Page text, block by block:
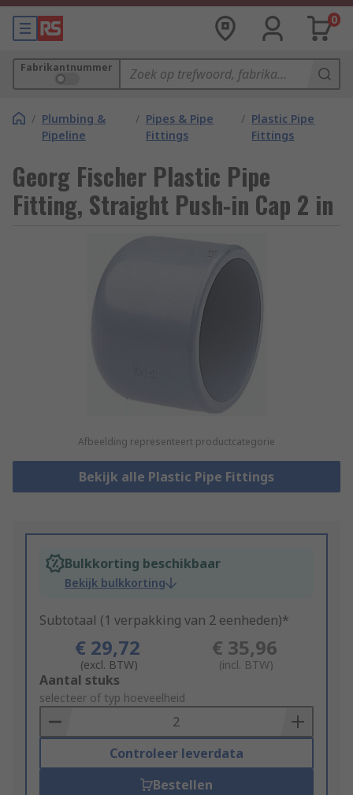
0
Fabrikantnummer
/ Plumbing &
Pipeline
/ Pipes & Pipe
Fittings
/ Plastic Pipe
Fittings
Georg Fischer Plastic Pipe
Fitting, Straight Push-in Cap 2 in
Afbeelding representeert productcategorie
Bekijk alle Plastic Pipe Fittings
Bulkkorting beschikbaar
Bekijk bulkkorting
Subtotaal (1 verpakking van 2 eenheden)*
€ 29,72
(excl. BTW)
€ 35,96
(incl. BTW)
Add
to
Basket
Aantal stuks
selecteer of typ hoeveelheid
Controleer leverdata
Bestellen